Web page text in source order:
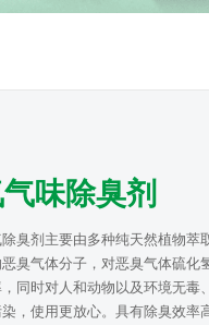
味除臭剂
臭剂主要由多种纯天然植物萃
臭气体分子，对恶臭气体硫化
同时对人和动物以及环境无毒
染，使用更放心。具有除臭效率